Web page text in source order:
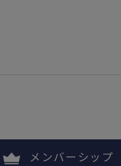
メンバーシップ